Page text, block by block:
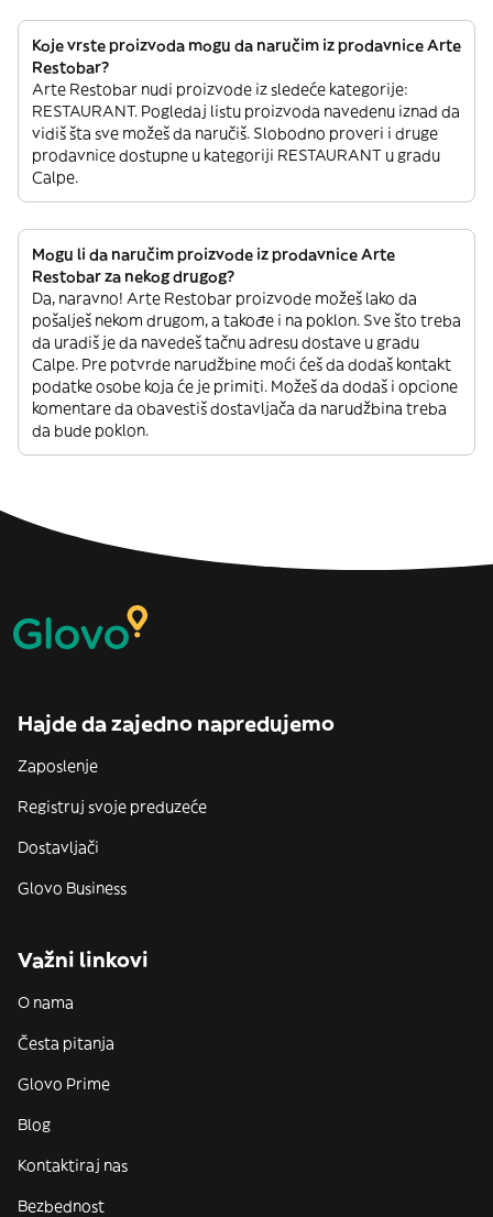
Koje vrste proizvoda mogu da naručim iz prodavnice Arte
Restobar?
Arte Restobar nudi proizvode iz sledeće kategorije:
RESTAURANT. Pogledaj listu proizvoda navedenu iznad da
vidiš šta sve možeš da naručiš. Slobodno proveri i druge
prodavnice dostupne u kategoriji RESTAURANT u gradu
Calpe.
Mogu li da naručim proizvode iz prodavnice Arte
Restobar za nekog drugog?
Da, naravno! Arte Restobar proizvode možeš lako da
pošalješ nekom drugom, a takođe i na poklon. Sve što treba
da uradiš je da navedeš tačnu adresu dostave u gradu
Calpe. Pre potvrde narudžbine moći ćeš da dodaš kontakt
podatke osobe koja će je primiti. Možeš da dodaš i opcione
komentare da obavestiš dostavljača da narudžbina treba
da bude poklon.
Hajde da zajedno napredujemo
Zaposlenje
Registruj svoje preduzeće
Dostavljači
Glovo Business
Važni linkovi
O nama
Česta pitanja
Glovo Prime
Blog
Kontaktiraj nas
Bezbednost